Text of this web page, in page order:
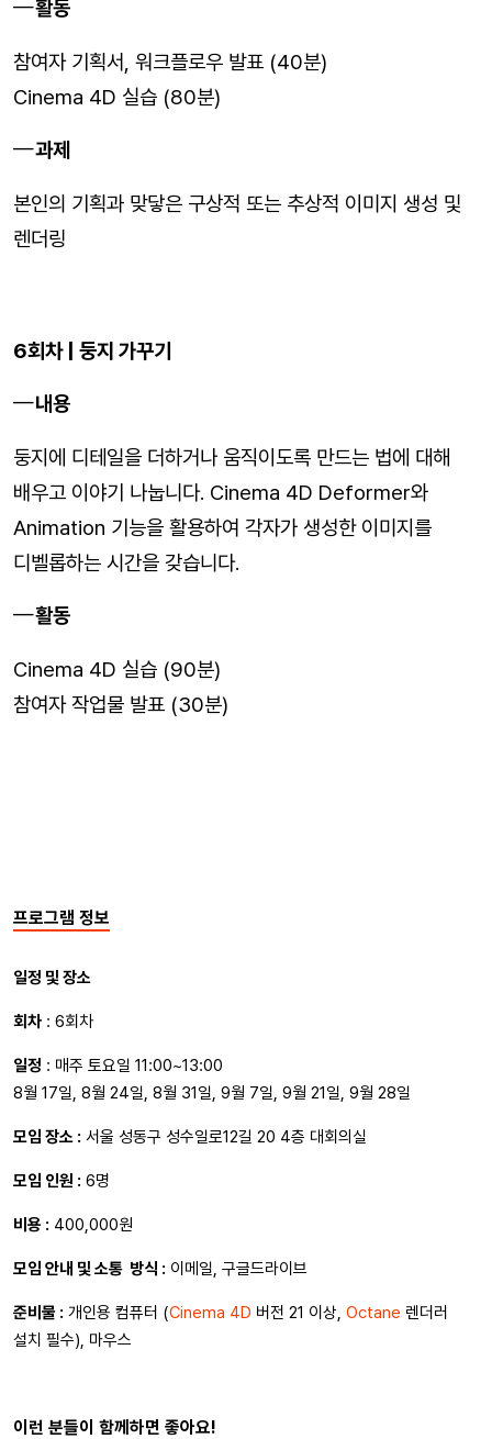
활동
참여자 기획서, 워크플로우 발표 (40분)
Cinema 4D 실습 (80분)
과제
본인의 기획과 맞닿은 구상적 또는 추상적 이미지 생성 및
렌더링
6회차 | 둥지 가꾸기
내용
둥지에 디테일을 더하거나 움직이도록 만드는 법에 대해
배우고 이야기 나눕니다. Cinema 4D Deformer와
Animation 기능을 활용하여 각자가 생성한 이미지를
디벨롭하는 시간을 갖습니다.
활동
Cinema 4D 실습 (90분)
참여자 작업물 발표 (30분)
프로그램 정보
일정 및 장소
회차 : 6회차
일정 : 매주 토요일 11:00~13:00
8월 17일, 8월 24일, 8월 31일, 9월 7일, 9월 21일, 9월 28일
모임 장소 : 서울 성동구 성수일로12길 20 4층 대회의실
모임 인원 : 6명
비용 : 400,000원
모임 안내 및 소통 방식 : 이메일, 구글드라이브
준비물 : 개인용 컴퓨터 (Cinema 4D 버전 21 이상, Octane 렌더러
설치 필수), 마우스
이런 분들이 함께하면 좋아요!